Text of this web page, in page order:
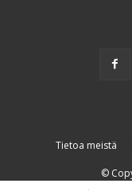
Tietoa meistä
©